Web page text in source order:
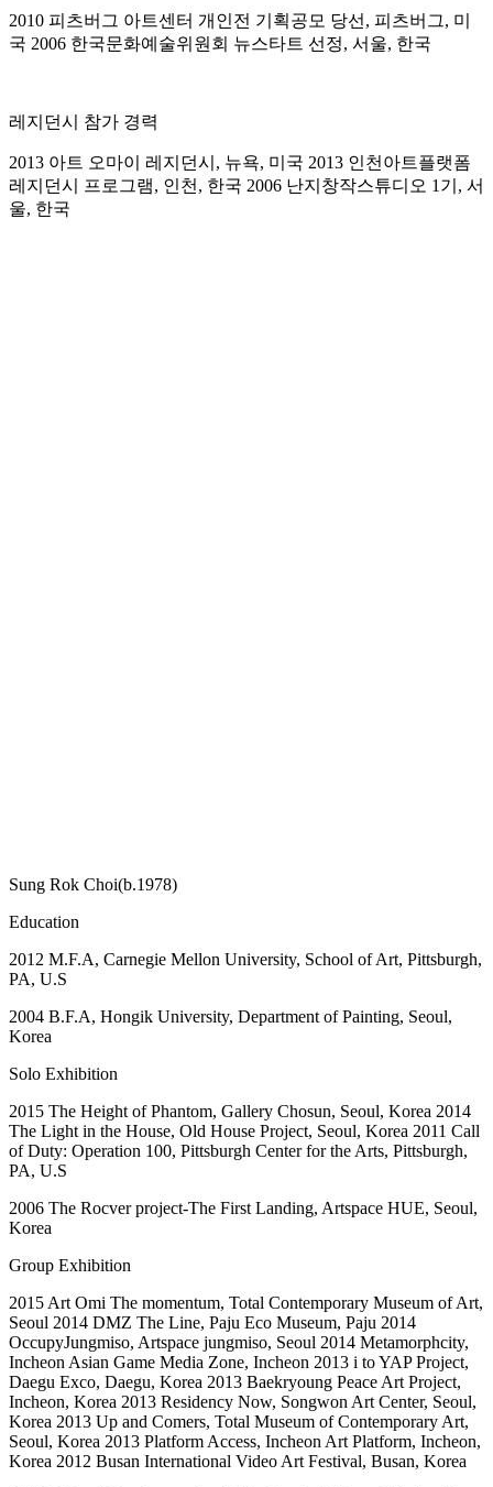
2010 피츠버그 아트센터 개인전 기획공모 당선, 피츠버그, 미
국 2006 한국문화예술위원회 뉴스타트 선정, 서울, 한국
레지던시 참가 경력
2013 아트 오마이 레지던시, 뉴욕, 미국 2013 인천아트플랫폼
레지던시 프로그램, 인천, 한국 2006 난지창작스튜디오 1기, 서
울, 한국
Sung Rok Choi(b.1978)
Education
2012 M.F.A, Carnegie Mellon University, School of Art, Pittsburgh,
PA, U.S
2004 B.F.A, Hongik University, Department of Painting, Seoul,
Korea
Solo Exhibition
2015 The Height of Phantom, Gallery Chosun, Seoul, Korea 2014
The Light in the House, Old House Project, Seoul, Korea 2011 Call
of Duty: Operation 100, Pittsburgh Center for the Arts, Pittsburgh,
PA, U.S
2006 The Rocver project-The First Landing, Artspace HUE, Seoul,
Korea
Group Exhibition
2015 Art Omi The momentum, Total Contemporary Museum of Art,
Seoul 2014 DMZ The Line, Paju Eco Museum, Paju 2014
OccupyJungmiso, Artspace jungmiso, Seoul 2014 Metamorphcity,
Incheon Asian Game Media Zone, Incheon 2013 i to YAP Project,
Daegu Exco, Daegu, Korea 2013 Baekryoung Peace Art Project,
Incheon, Korea 2013 Residency Now, Songwon Art Center, Seoul,
Korea 2013 Up and Comers, Total Museum of Contemporary Art,
Seoul, Korea 2013 Platform Access, Incheon Art Platform, Incheon,
Korea 2012 Busan International Video Art Festival, Busan, Korea